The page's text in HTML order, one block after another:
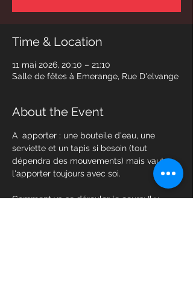
Time & Location
11 mai 2026, 20:10 – 21:10
Salle de fêtes à Emerange, Rue D'elvange
About the Event
A  apporter : une bouteile d'eau, une
serviette et un tapis si besoin (tout
dépendra des mouvements) mais vaut
l'apporter toujours avec soi.
Comment va se dérouler le cours: Il y